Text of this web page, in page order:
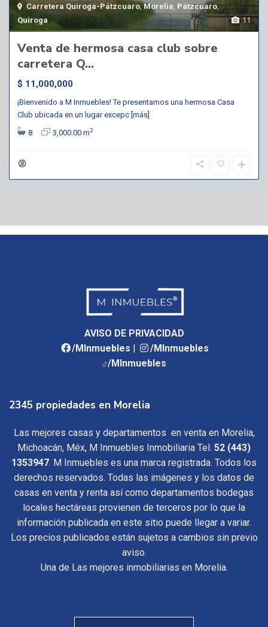
11
Carretera Quiroga-Pátzcuaro ,Morelia Pátzcuaro,
Quiroga
Venta de hermosa casa club sobre
carretera Q...
$ 11,000,000
¡Bienvenido a M Inmuebles! Te presentamos una hermosa Casa
Club ubicada en un lugar excepc [más]
8
3,000.00 m2
AVISO DE PRIVACIDAD
/MInmuebles |
/MInmuebles
/MInmuebles
2345 propiedades en Morelia
Las mejores casas y departamentos en venta en Morelia,
Michoacán, Méx, M Inmuebles Inmobiliaria Tel. 52 (443)
1353947. M Inmuebles es una marca registrada. Todos los
derechos reservados. Todas las imágenes y los datos de
casas en venta y renta así como departamentos bodegas
locales hectáreas provienen de terceros por lo que la
información publicada en este sitio puede llegar a variar.
Los precios publicados están sujetos a cambios sin previo
aviso.
Una de Las mejores inmobiliarias en Morelia.